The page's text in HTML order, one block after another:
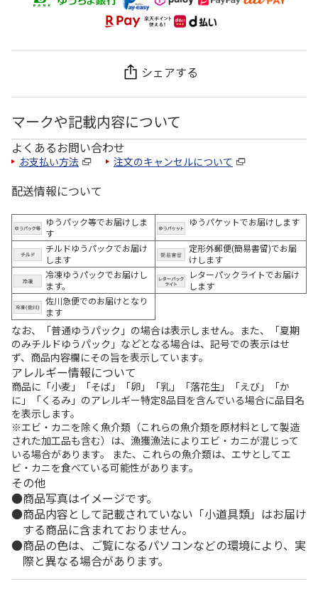
シェアする
マークや記載内容について
よくあるお問い合わせ
お支払い方法 注文のキャンセルについて
配送情報について
ゆうパック等でお届けしま
す
ゆうパケットでお届けします
チルドゆうパックでお届け
します
定形外郵便(簡易書留)でお届
けします
冷凍ゆうパックでお届けし
ます。
レターパックライトでお届け
します
佐川急便でのお届けとなり
ます
なお、「普通ゆうパック」の場合は表示しません。また、「夏期
のみチルドゆうパック」などとなる場合は、記号での表示はせ
ず、商品内容欄にその旨を表示しています。
アレルギー情報について
商品に「小麦」「そば」「卵」「乳」「落花生」「えび」「か
に」「くるみ」のアレルギー特定8品目を含んでいる場合に品目名
を表示します。
※エビ・カニを除く魚介類（これらの魚介類を原材料として製造
された加工品も含む）は、漁獲漁法によりエビ・カニが混じって
いる場合があります。 また、これらの魚介類は、エサとしてエ
ビ・カニを食べている可能性があります。
その他
商品写真はイメージです。
商品内容として記載されていない「小道具類」はお届け
する商品に含まれておりません。
商品の色は、ご覧になるパソコンなどの環境により、実
際と異なる場合があります。